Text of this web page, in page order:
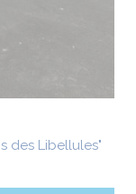
des Libellules"